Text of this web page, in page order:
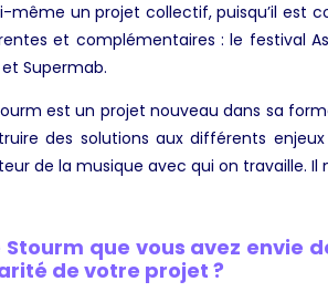
même un projet collectif, puisqu’il
et complémentaires : le festival
et Supermab.
est un projet nouveau dans sa
des solutions aux différents
de la musique avec qui on travaille. Il
Stourm que vous avez envie
de votre projet ?